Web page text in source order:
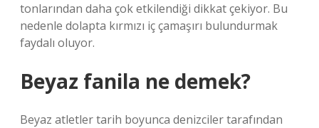
tonlarından daha çok etkilendiği dikkat çekiyor. Bu
nedenle dolapta kırmızı iç çamaşırı bulundurmak
faydalı oluyor.
Beyaz fanila ne demek?
Beyaz atletler tarih boyunca denizciler tarafından